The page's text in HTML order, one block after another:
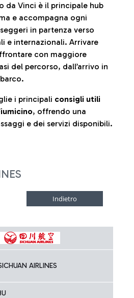
da Vinci è il principale hub
e accompagna ogni
in partenza verso
e internazionali. Arrivare
con maggiore
del percorso, dall’arrivo in
i principali consigli utili
, offrendo una
e dei servizi disponibili.
AIRLINES